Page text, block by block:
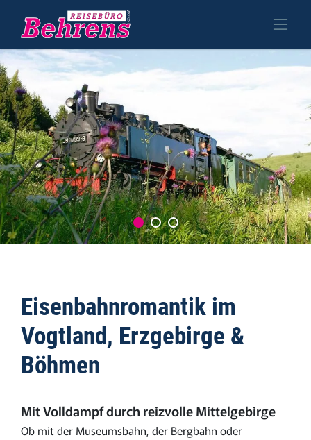
Eisenbahnromantik im
Vogtland, Erzgebirge &
Böhmen
Mit Volldampf durch reizvolle Mittelgebirge
Ob mit der Museumsbahn, der Bergbahn oder